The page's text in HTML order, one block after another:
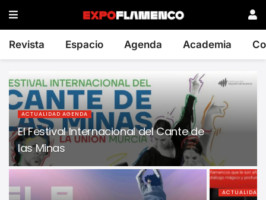
Revista Espacio Agenda Academia
ACTUALIDAD AGENDA
El Festival Internacional del Cante de
las Minas
ACTUALIDAD